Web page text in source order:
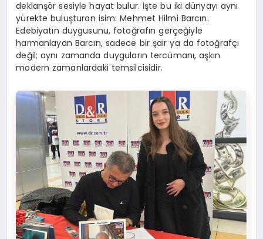
deklanşör sesiyle hayat bulur. İşte bu iki dünyayı aynı
yürekte buluşturan isim: Mehmet Hilmi Barcın.
Edebiyatın duygusunu, fotoğrafın gerçeğiyle
harmanlayan Barcın, sadece bir şair ya da fotoğrafçı
değil; aynı zamanda duyguların tercümanı, aşkın
modern zamanlardaki temsilcisidir.